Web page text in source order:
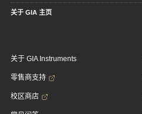
关于 GIA 主页
关于 GIA Instruments
零售商支持
校区商店